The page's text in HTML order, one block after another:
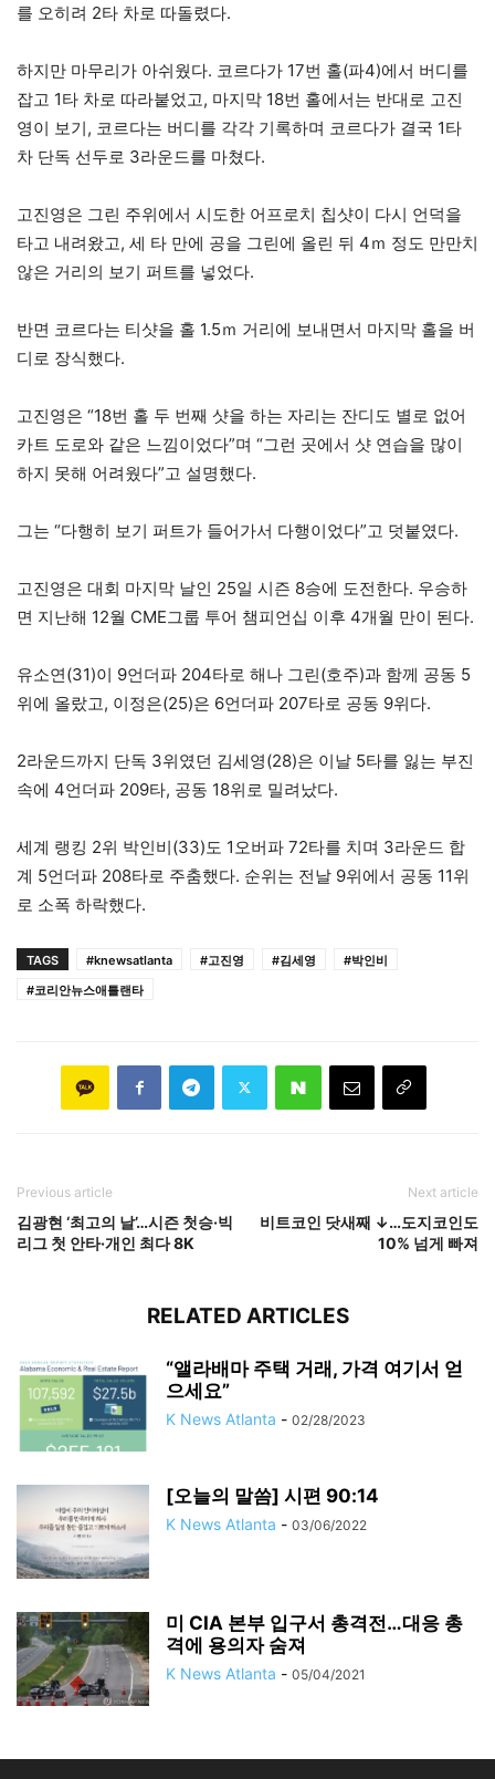
를 오히려 2타 차로 따돌렸다.
하지만 마무리가 아쉬웠다. 코르다가 17번 홀(파4)에서 버디를
잡고 1타 차로 따라붙었고, 마지막 18번 홀에서는 반대로 고진
영이 보기, 코르다는 버디를 각각 기록하며 코르다가 결국 1타
차 단독 선두로 3라운드를 마쳤다.
고진영은 그린 주위에서 시도한 어프로치 칩샷이 다시 언덕을
타고 내려왔고, 세 타 만에 공을 그린에 올린 뒤 4ｍ 정도 만만치
않은 거리의 보기 퍼트를 넣었다.
반면 코르다는 티샷을 홀 1.5ｍ 거리에 보내면서 마지막 홀을 버
디로 장식했다.
고진영은 “18번 홀 두 번째 샷을 하는 자리는 잔디도 별로 없어
카트 도로와 같은 느낌이었다”며 “그런 곳에서 샷 연습을 많이
하지 못해 어려웠다”고 설명했다.
그는 “다행히 보기 퍼트가 들어가서 다행이었다”고 덧붙였다.
고진영은 대회 마지막 날인 25일 시즌 8승에 도전한다. 우승하
면 지난해 12월 CME그룹 투어 챔피언십 이후 4개월 만이 된다.
유소연(31)이 9언더파 204타로 해나 그린(호주)과 함께 공동 5
위에 올랐고, 이정은(25)은 6언더파 207타로 공동 9위다.
2라운드까지 단독 3위였던 김세영(28)은 이날 5타를 잃는 부진
속에 4언더파 209타, 공동 18위로 밀려났다.
세계 랭킹 2위 박인비(33)도 1오버파 72타를 치며 3라운드 합
계 5언더파 208타로 주춤했다. 순위는 전날 9위에서 공동 11위
로 소폭 하락했다.
TAGS #knewsatlanta #고진영 #김세영
#박인비
#코리안뉴스애틀랜타
Previous article
김광현 ‘최고의 날’…시즌 첫승·빅
리그 첫 안타·개인 최다 8K
Next article
비트코인 닷새째 ↓…도지코인도
10% 넘게 빠져
RELATED ARTICLES
“앨라배마 주택 거래, 가격 여기서 얻
으세요”
K News Atlanta - 02/28/2023
[오늘의 말씀] 시편 90:14
K News Atlanta - 03/06/2022
미 CIA 본부 입구서 총격전…대응 총
격에 용의자 숨져
K News Atlanta - 05/04/2021